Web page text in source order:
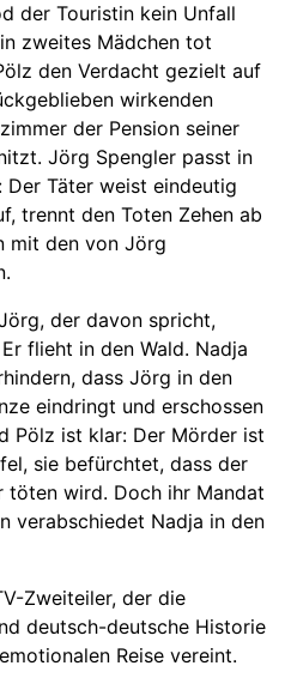
der Touristin kein Unfall
zweites Mädchen tot
den Verdacht gezielt auf
wirkenden
der Pension seiner
Jörg Spengler passt in
Täter weist eindeutig
trennt den Toten Zehen ab
mit den von Jörg
der davon spricht,
flieht in den Wald. Nadja
dass Jörg in den
eindringt und erschossen
Pölz ist klar: Der Mörder ist
sie befürchtet, dass der
wird. Doch ihr Mandat
verabschiedet Nadja in den
Zweiteiler, der die
deutsch-deutsche Historie
Reise vereint.